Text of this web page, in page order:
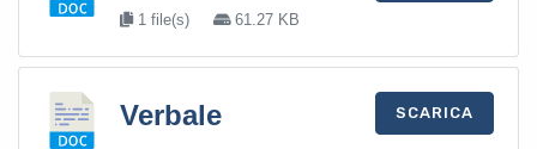
1 file(s) 61.27 KB
Verbale
SCARICA